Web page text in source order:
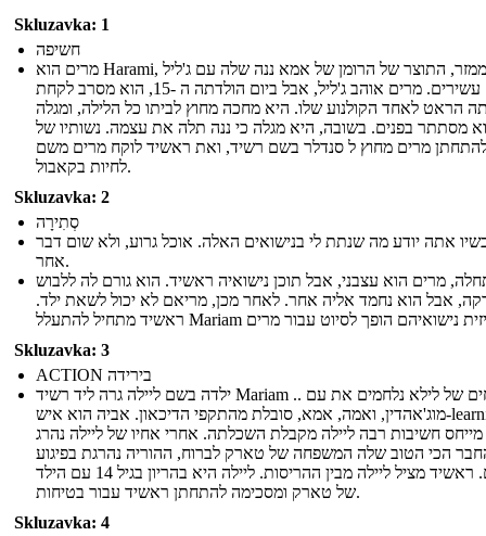
Skluzavka: 1
חשיפה
מרים הוא Harami, ממזר, התוצר של הרומן של אמא ננה שלה עם ג'ליל
עסקים עשירים. מרים אוהב ג'ליל, אבל ביום הולדתה ה -15, הוא מסרב לקחת
הראט לאחד הקולנוע שלו. היא מחכה מחוץ לביתו כל הלילה, ומגלה
מסתתר בפנים. בשובה, היא מגלה כי ננה תלה את עצמה. נשותיו של
להתחתן מרים מחוץ ל סנדלר בשם רשיד, ואת ראשיד לוקח מרים משם
לחיות בקאבול.
Skluzavka: 2
סְתִירָה
אתה יודע מה שנתת לי בנישואים האלה. אוכל גרוע, ולא שום דבר
אחר.
מרים הוא עצבני, אבל תוכן נישואיה ראשיד. הוא גורם לה ללבוש
אבל הוא נחמד אליה אחר. לאחר מכן, מריאם לא יכול לשאת ילד.
Skluzavka: 3
ACTION בירידה
ילדה בשם ליילה גרה ליד רשיד Mariam .. האחים של לילא נלחמים את עם
מוג'אהדין, ואמה, אמא, סובלת מהתקפי הדיכאון. אביה הוא איש-learning
חשיבות רבה ליילה מקבלת השכלתה. אחרי אחיו של ליילה נהרג
הכי הטוב שלה המשפחה של טארק לברוח, ההוריה נהרגת בפיגוע
ביתם. ראשיד מציל ליילה מבין ההריסות. ליילה היא בהריון בגיל 14 עם הילד
של טארק ומסכימה להתחתן ראשיד עבור בטיחות.
Skluzavka: 4